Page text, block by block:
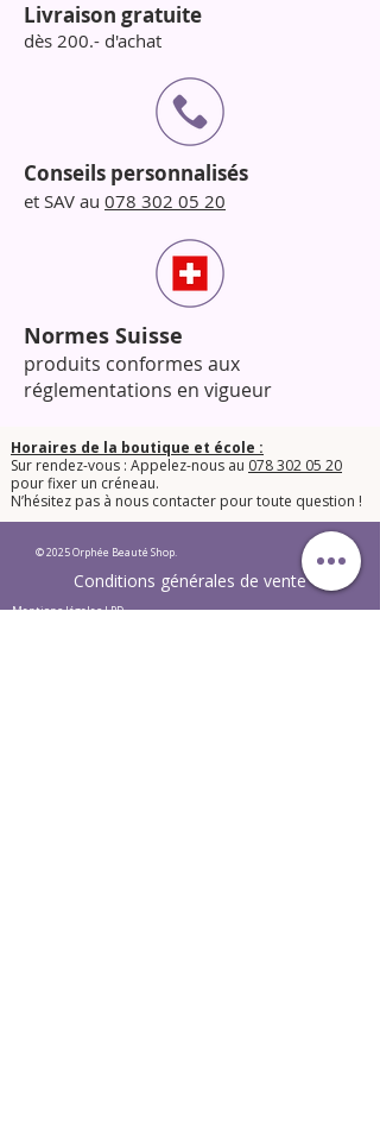
Livraison gratuite
dès 200.- d'achat
Conseils personnalisés
et SAV au 078 302 05 20
Normes Suisse
produits conformes aux
réglementations en vigueur
Horaires de la boutique et école :
Sur rendez-vous : Appelez-nous au 078 302 05 20
pour fixer un créneau.
​N’hésitez pas à nous contacter pour toute question !​
© 2025 Orphée Beauté Shop.
Conditions générales de vente
Mentions légales LPD